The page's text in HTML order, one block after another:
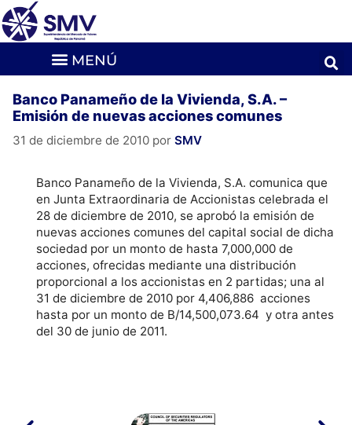
Banco Panameño de la Vivienda, S.A. –
Emisión de nuevas acciones comunes
31 de diciembre de 2010 por SMV
Banco Panameño de la Vivienda, S.A. comunica que
en Junta Extraordinaria de Accionistas celebrada el
28 de diciembre de 2010, se aprobó la emisión de
nuevas acciones comunes del capital social de dicha
sociedad por un monto de hasta 7,000,000 de
acciones, ofrecidas mediante una distribución
proporcional a los accionistas en 2 partidas; una al
31 de diciembre de 2010 por 4,406,886 acciones
hasta por un monto de B/14,500,073.64 y otra antes
del 30 de junio de 2011.